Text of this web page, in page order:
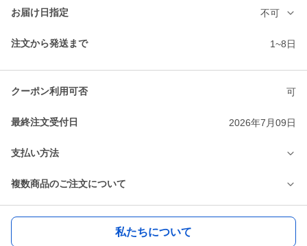
お届け日指定 不可
注文から発送まで 1~8日
クーポン利用可否 可
最終注文受付日 2026年7月09日
支払い方法
複数商品のご注文について
私たちについて